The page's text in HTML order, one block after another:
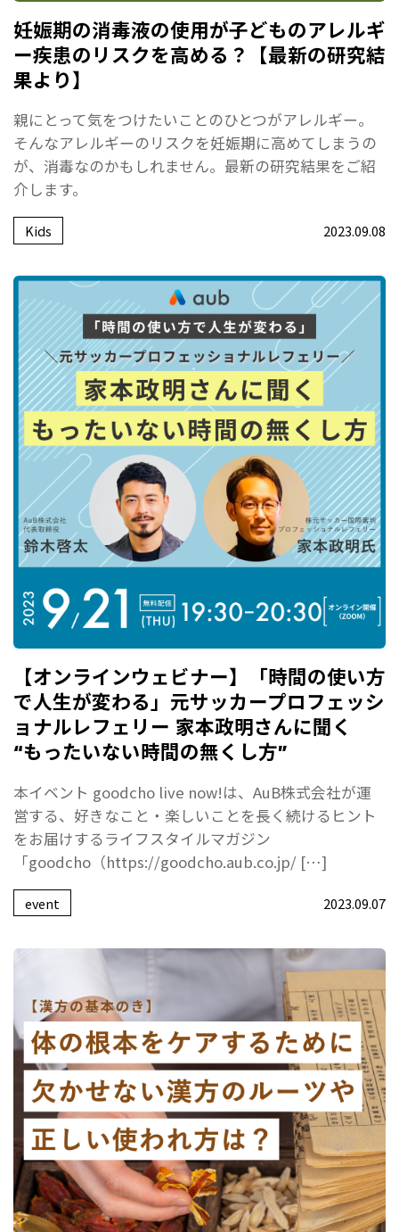
妊娠期の消毒液の使用が子どものアレルギ
ー疾患のリスクを高める？【最新の研究結
果より】
親にとって気をつけたいことのひとつがアレルギー。
そんなアレルギーのリスクを妊娠期に高めてしまうの
が、消毒なのかもしれません。最新の研究結果をご紹
介します。
Kids 2023.09.08
【オンラインウェビナー】「時間の使い方
で人生が変わる」元サッカープロフェッシ
ョナルレフェリー 家本政明さんに聞く
“もったいない時間の無くし方”
本イベント goodcho live now!は、AuB株式会社が運
営する、好きなこと・楽しいことを長く続けるヒント
をお届けするライフスタイルマガジン
「goodcho（https://goodcho.aub.co.jp/ […]
event 2023.09.07